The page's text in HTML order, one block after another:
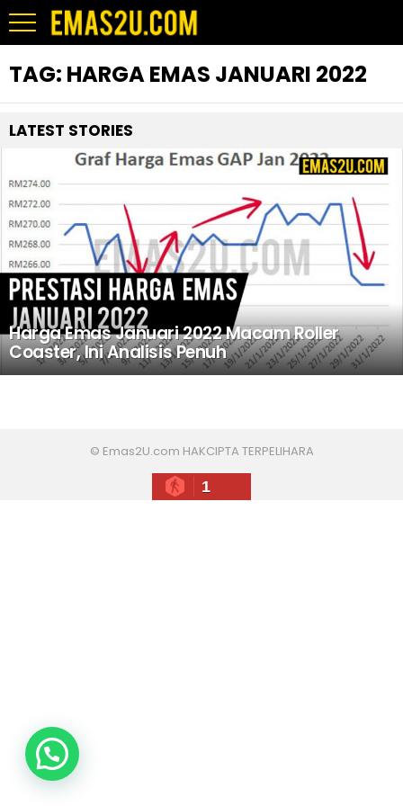
TAG: HARGA EMAS JANUARI 2022
LATEST STORIES
Harga Emas Januari 2022 Macam Roller
Coaster, Ini Analisis Penuh
© Emas2U.com HAKCIPTA TERPELIHARA
1